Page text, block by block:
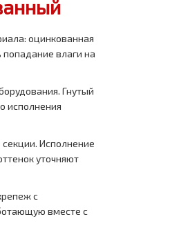
оцинкованная
влаги на
Гнутый
исполнения
Исполнение
уточняют
с
вместе с